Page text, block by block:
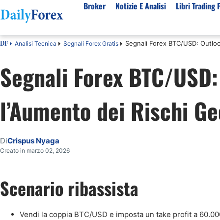
Broker
Bot Trading Automatico
Trading Bonus Senza Deposito
Consob Lista Broker Autorizzati
Broker No Esma
Broker con Spread 0
Notizie E Analisi
Quotazione EUR USD Real Time
Previsioni S&P500 Oggi
Previsioni Nasdaq 100 Oggi
Previsione Quotazione XAUUSD Oro
Tutte le Valute Disponibili
Libri Trading
Chi Siamo
Politica editoriale
Come Guadagniamo Soldi
La Nostra Metodologia
Perché Fidarsi di Noi
DF Analisi Tecnica Segnali Forex Gratis Segnali Forex BTC/USD:
Segnali Forex BTC/
l’Aumento dei Rischi
DiCrispus Nyaga
Creato in marzo 02, 2026
Scenario ribassista
Vendi la coppia BTC/USD e imposta un take profit a